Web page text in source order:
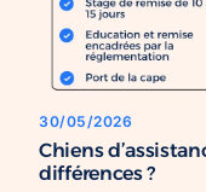
30/05/2026
Chiens
différences ?